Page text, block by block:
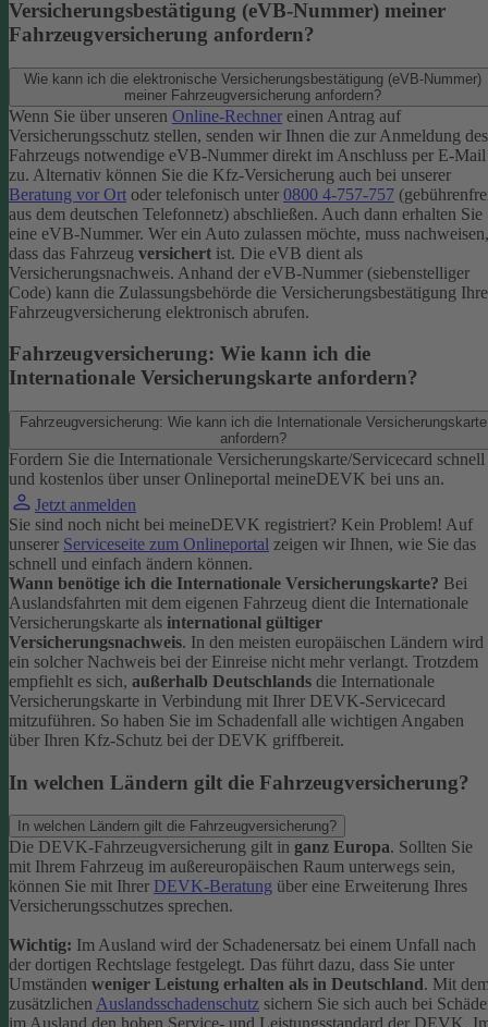
Versicherungsbestätigung (eVB-Nummer) meiner
Fahrzeugversicherung anfordern?
Wie kann ich die elektronische Versicherungsbestätigung (eVB-Nummer)
meiner Fahrzeugversicherung anfordern?
Wenn Sie über unseren Online-Rechner einen Antrag auf
Versicherungsschutz stellen, senden wir Ihnen die zur Anmeldung des
Fahrzeugs notwendige eVB-​Nummer direkt im Anschluss per E-Mail
zu. Alternativ können Sie die Kfz-​Versicherung auch bei unserer
Beratung vor Ort oder telefonisch unter 0800 4-​757-757
aus dem deutschen Telefonnetz) abschließen. Auch dann erhalten Sie
eine eVB-Nummer. Wer ein Auto zulassen möchte, muss nachweisen,
dass das Fahrzeug versichert ist. Die eVB dient als
Versicherungsnachweis. Anhand der eVB-Nummer (siebenstelliger
Code) kann die Zulassungsbehörde die Versicherungsbestätigung
Fahrzeugversicherung elektronisch abrufen.
Fahrzeugversicherung: Wie kann ich die
Internationale Versicherungskarte anfordern?
Fahrzeugversicherung: Wie kann ich die Internationale Versicherungskarte
anfordern?
Fordern Sie die Internationale Versicherungskarte/Servicecard schnell
und kostenlos über unser Onlineportal meineDEVK bei uns an.
Jetzt anmelden
Sie sind noch nicht bei meineDEVK registriert? Kein Problem! Auf
unserer Serviceseite zum Onlineportal zeigen wir Ihnen, wie Sie das
schnell und einfach ändern können.
Wann benötige ich die Internationale Versicherungskarte? Bei
Auslandsfahrten mit dem eigenen Fahrzeug dient die Internationale
Versicherungskarte als international gültiger
Versicherungsnachweis. In den meisten europäischen Ländern wird
ein solcher Nachweis bei der Einreise nicht mehr verlangt. Trotzdem
empfiehlt es sich, außerhalb Deutschlands die Internationale
Versicherungskarte in Verbindung mit Ihrer DEVK-Servicecard
mitzuführen. So haben Sie im Schadenfall alle wichtigen Angaben
über Ihren Kfz-Schutz bei der DEVK griffbereit.
In welchen Ländern gilt die Fahrzeugversicherung?
In welchen Ländern gilt die Fahrzeugversicherung?
Die DEVK-Fahrzeugversicherung gilt in ganz Europa. Sollten Sie
mit Ihrem Fahrzeug im außereuropäischen Raum unterwegs sein,
können Sie mit Ihrer DEVK-Beratung über eine Erweiterung Ihres
Versicherungsschutzes sprechen.
Wichtig: Im Ausland wird der Schadenersatz bei einem Unfall nach
der dortigen Rechtslage festgelegt. Das führt dazu, dass Sie unter
Umständen weniger Leistung erhalten als in Deutschland. Mit
zusätzlichenAuslandsschadenschutz sichern Sie sich auch bei